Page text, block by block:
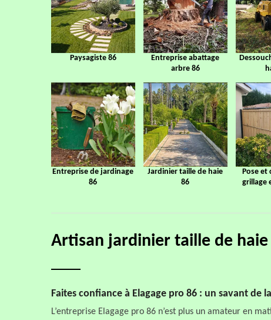
Paysagiste 86
Entreprise abattage
arbre 86
Entreprise de jardinage
86
Jardinier taille de haie
86
Pose et
grillage
Artisan jardinier taille de haie
Faites confiance à Elagage pro 86 : un savant de
L’entreprise Elagage pro 86 n’est plus un amateur en